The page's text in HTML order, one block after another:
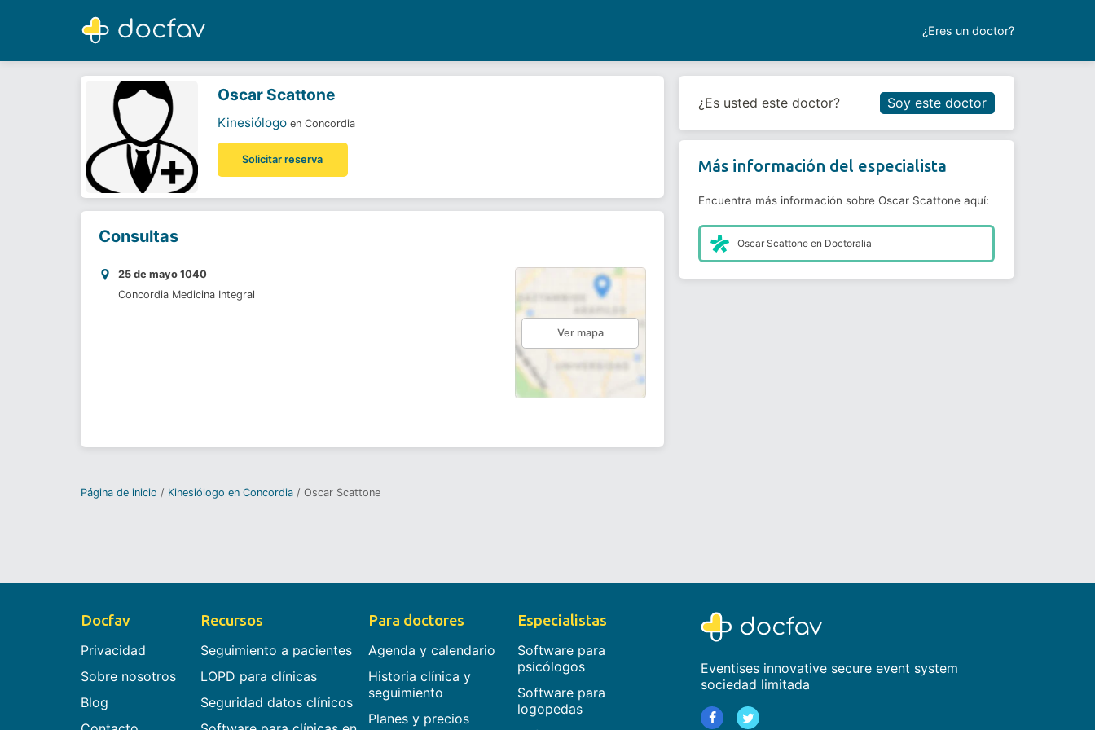
¿Eres un doctor?
Oscar Scattone
Kinesiólogo
Reservar cita
Oscar Scattone
Kinesiólogo en Concordia
Solicitar reserva
Consultas
25 de mayo 1040
Concordia Medicina Integral
Ver mapa
¿Es usted este doctor? Soy este doctor
Más información del especialista
Encuentra más información sobre Oscar Scattone aquí:
Oscar Scattone en Doctoralia
Página de inicio Kinesiólogo en Concordia Oscar Scattone
Docfav
Privacidad
Sobre nosotros
Blog
Recursos
Seguimiento a pacientes
LOPD para clínicas
Seguridad datos clínicos
Para doctores
Agenda y calendario
Historia clínica y
seguimiento
Planes y precios
Especialistas
Software para
psicólogos
Software para
logopedas
Eventises innovative secure event system
sociedad limitada